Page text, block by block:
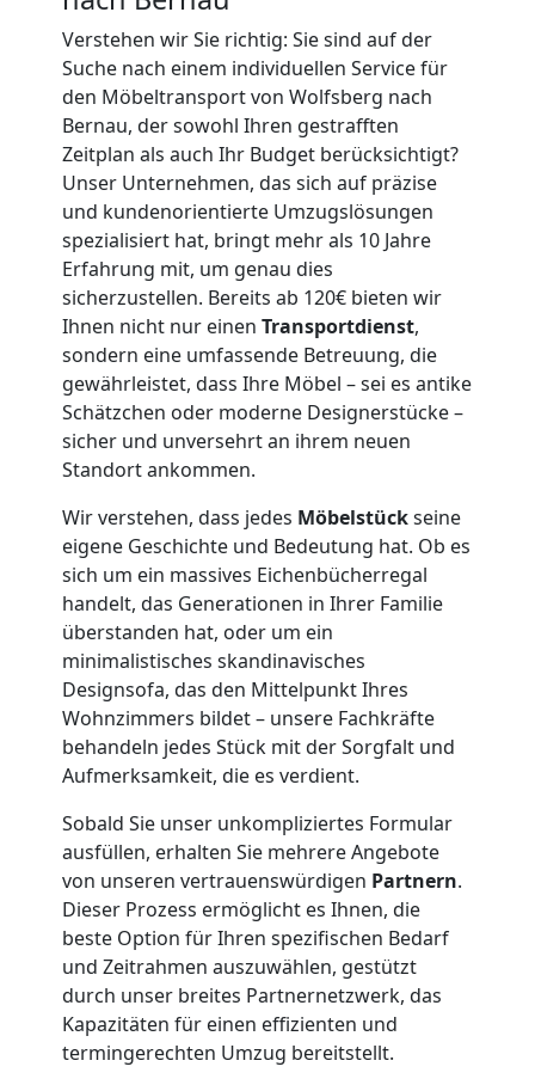
Verstehen wir Sie richtig: Sie sind auf der
Suche nach einem individuellen Service für
den Möbeltransport von Wolfsberg nach
Bernau, der sowohl Ihren gestrafften
Zeitplan als auch Ihr Budget berücksichtigt?
Unser Unternehmen, das sich auf präzise
und kundenorientierte Umzugslösungen
spezialisiert hat, bringt mehr als 10 Jahre
Erfahrung mit, um genau dies
sicherzustellen. Bereits ab 120€ bieten wir
Ihnen nicht nur einen Transportdienst,
sondern eine umfassende Betreuung, die
gewährleistet, dass Ihre Möbel – sei es antike
Schätzchen oder moderne Designerstücke –
sicher und unversehrt an ihrem neuen
Standort ankommen.
Wir verstehen, dass jedes Möbelstückseine
eigene Geschichte und Bedeutung hat. Ob es
sich um ein massives Eichenbücherregal
handelt, das Generationen in Ihrer Familie
überstanden hat, oder um ein
minimalistisches skandinavisches
Designsofa, das den Mittelpunkt Ihres
Wohnzimmers bildet – unsere Fachkräfte
behandeln jedes Stück mit der Sorgfalt und
Aufmerksamkeit, die es verdient.
Sobald Sie unser unkompliziertes Formular
ausfüllen, erhalten Sie mehrere Angebote
von unseren vertrauenswürdigen Partnern.
Dieser Prozess ermöglicht es Ihnen, die
beste Option für Ihren spezifischen Bedarf
und Zeitrahmen auszuwählen, gestützt
durch unser breites Partnernetzwerk, das
Kapazitäten für einen effizienten und
termingerechten Umzug bereitstellt.
Umzug
Wolfsberg
Mann
LKW
Möbellift
Wolfsberg
Übersiedlung
Wolfsberg
Klaviertransport
Wolfsberg
Privatumzug
Wolfsberg
Tresortransport